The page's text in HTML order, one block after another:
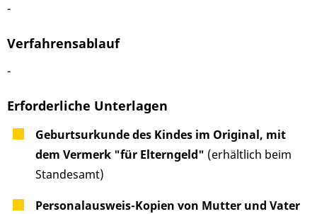
-
Verfahrensablauf
-
Erforderliche Unterlagen
Geburtsurkunde des Kindes im Original, mit
dem Vermerk "für Elterngeld" (erhältlich beim
Standesamt)
Personalausweis-Kopien von Mutter und Vater